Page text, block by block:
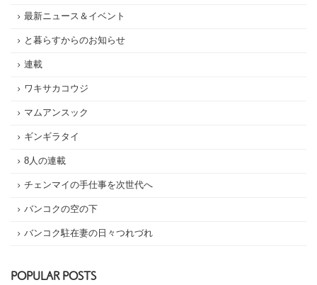
最新ニュース＆イベント
と暮らすからのお知らせ
連載
ワキサカコウジ
マムアンスック
ギンギラタイ
8人の連載
チェンマイの手仕事を次世代へ
バンコクの空の下
バンコク駐在妻の日々つれづれ
POPULAR POSTS